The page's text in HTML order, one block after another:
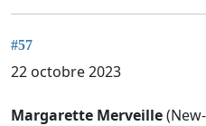
#57
22 octobre 2023
Margarette Merveille